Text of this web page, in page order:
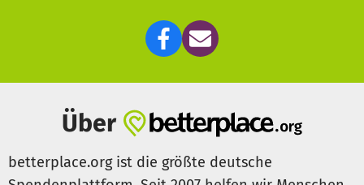
Über
betterplace.org ist die größte deutsche